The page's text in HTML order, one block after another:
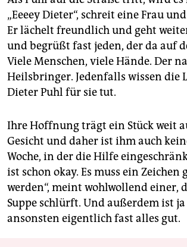
„Eeeey Dieter“, schreit eine Frau
Er lächelt freundlich und geht
und begrüßt fast jeden, der da auf
Viele Menschen, viele Hände. Der
Heilsbringer. Jedenfalls wissen die
Dieter Puhl für sie tut.
Ihre Hoffnung trägt ein Stück weit
Gesicht und daher ist ihm auch
Woche, in der die Hilfe
ist schon okay. Es muss ein Zeichen
werden“, meint wohlwollend einer,
Suppe schlürft. Und außerdem ist ja
ansonsten eigentlich fast alles gut.